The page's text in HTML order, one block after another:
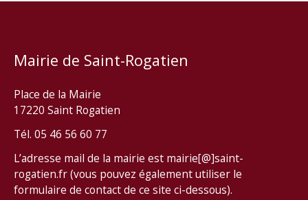
Mairie de Saint-Rogatien
Place de la Mairie
17220 Saint Rogatien
Tél. 05 46 56 60 77
L’adresse mail de la mairie est mairie[@]saint-
rogatien.fr (vous pouvez également utiliser le
formulaire de contact de ce site ci-dessous).